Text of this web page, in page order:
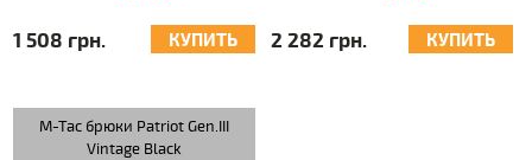
1 508 грн. КУПИТЬ 2 282 грн. КУПИТЬ
M-Tac брюки Patriot Gen.III
Vintage Black